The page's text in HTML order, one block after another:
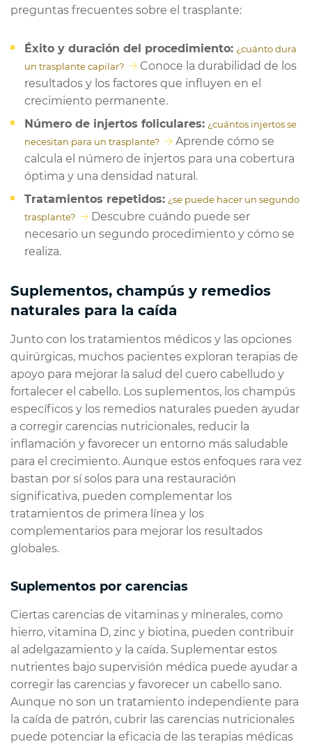
preguntas frecuentes sobre el trasplante:
Éxito y duración del procedimiento: ¿cuánto dura
un trasplante capilar?
Conoce la durabilidad de los
resultados y los factores que influyen en el
crecimiento permanente.
Número de injertos foliculares: ¿cuántos injertos se
necesitan para un trasplante?
Aprende cómo se
calcula el número de injertos para una cobertura
óptima y una densidad natural.
Tratamientos repetidos: ¿se puede hacer un segundo
trasplante?
Descubre cuándo puede ser
necesario un segundo procedimiento y cómo se
realiza.
Suplementos, champús y remedios
naturales para la caída
Junto con los tratamientos médicos y las opciones
quirúrgicas, muchos pacientes exploran terapias de
apoyo para mejorar la salud del cuero cabelludo y
fortalecer el cabello. Los suplementos, los champús
específicos y los remedios naturales pueden ayudar
a corregir carencias nutricionales, reducir la
inflamación y favorecer un entorno más saludable
para el crecimiento. Aunque estos enfoques rara vez
bastan por sí solos para una restauración
significativa, pueden complementar los
tratamientos de primera línea y los
complementarios para mejorar los resultados
globales.
Suplementos por carencias
Ciertas carencias de vitaminas y minerales, como
hierro, vitamina D, zinc y biotina, pueden contribuir
al adelgazamiento y la caída. Suplementar estos
nutrientes bajo supervisión médica puede ayudar a
corregir las carencias y favorecer un cabello sano.
Aunque no son un tratamiento independiente para
la caída de patrón, cubrir las carencias nutricionales
puede potenciar la eficacia de las terapias médicas